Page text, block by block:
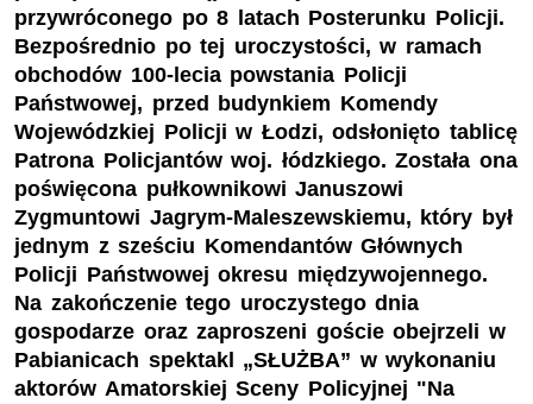
przywróconego po 8 latach Posterunku Policji.
Bezpośrednio po tej uroczystości, w ramach
obchodów 100-lecia powstania Policji
Państwowej, przed budynkiem Komendy
Wojewódzkiej Policji w Łodzi, odsłonięto tablicę
Patrona Policjantów woj. łódzkiego. Została ona
poświęcona pułkownikowi Januszowi
Zygmuntowi Jagrym-Maleszewskiemu, który był
jednym z sześciu Komendantów Głównych
Policji Państwowej okresu międzywojennego.
Na zakończenie tego uroczystego dnia
gospodarze oraz zaproszeni goście obejrzeli w
Pabianicach spektakl „SŁUŻBA” w wykonaniu
aktorów Amatorskiej Sceny Policyjnej "Na